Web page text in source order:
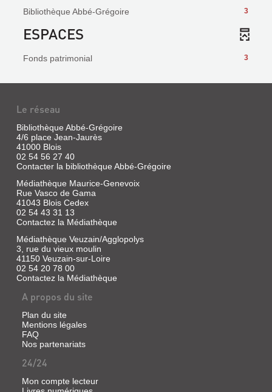
3
Bibliothèque Abbé-Grégoire
ESPACES
3
Fonds patrimonial
Le réseau
Bibliothèque Abbé-Grégoire
4/6 place Jean-Jaurès
41000 Blois
02 54 56 27 40
Contacter la bibliothèque Abbé-Grégoire
Médiathèque Maurice-Genevoix
Rue Vasco de Gama
41043 Blois Cedex
02 54 43 31 13
Contactez la Médiathèque
Médiathèque Veuzain/Agglopolys
3, rue du vieux moulin
41150 Veuzain-sur-Loire
02 54 20 78 00
Contactez la Médiathèque
A propos du site
Plan du site
Mentions légales
FAQ
Nos partenariats
24/24
Mon compte lecteur